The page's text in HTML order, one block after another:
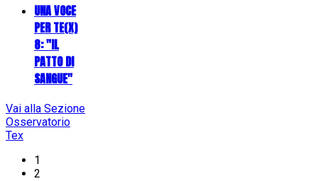
UNA VOCE
PER TE(X)
8: "IL
PATTO DI
SANGUE"
Vai alla Sezione
Osservatorio
Tex
1
2